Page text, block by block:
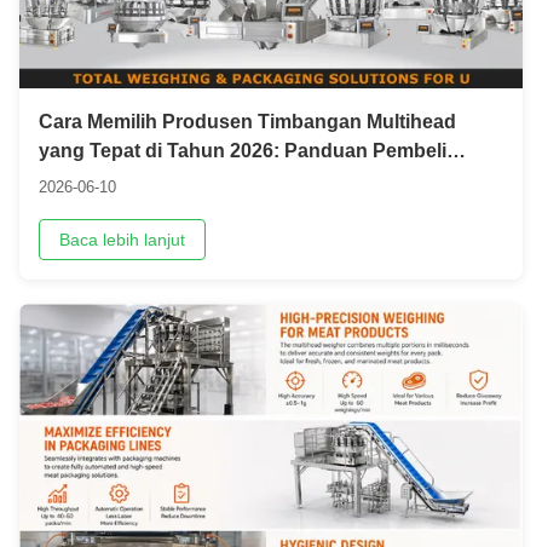
Cara Memilih Produsen Timbangan Multihead
yang Tepat di Tahun 2026: Panduan Pembeli
Lengkap
2026-06-10
Baca lebih lanjut